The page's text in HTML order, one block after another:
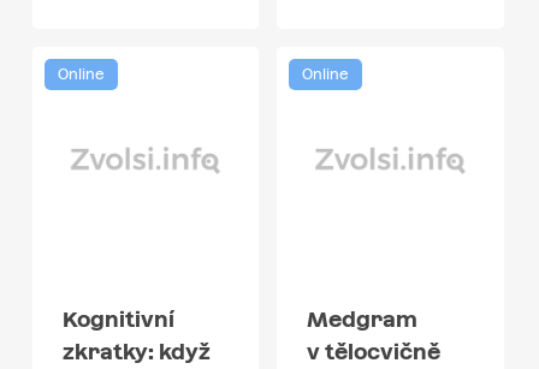
Online
Kognitivní
zkratky: když
Online
Medgram
v tělocvičně